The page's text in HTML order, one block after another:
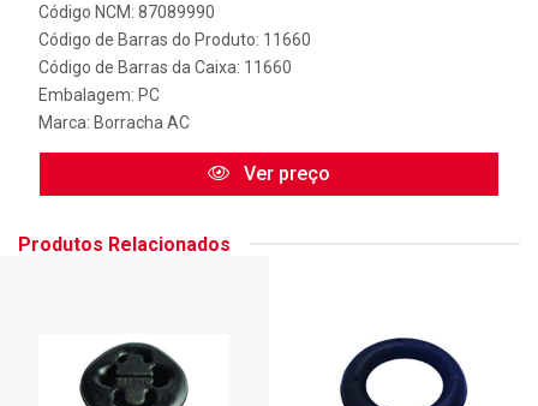
Código NCM: 87089990
Código de Barras do Produto: 11660
Código de Barras da Caixa: 11660
Embalagem: PC
Marca: Borracha AC
Ver preço
Produtos Relacionados